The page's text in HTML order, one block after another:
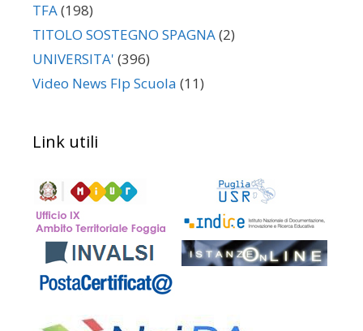
TFA(198)
TITOLO SOSTEGNO SPAGNA(2)
UNIVERSITA' (396)
Video News Flp Scuola (11)
Link utili